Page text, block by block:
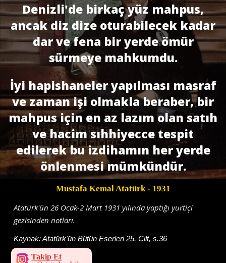
Denizli'de birkaç yüz mahpus,
ancak diz dize oturabilecek kadar
dar ve fena bir yerde ömür
sürmeye mahkumdu.
İyi hapishaneler yapılması masraf
ve zaman işi olmakla beraber, bir
mahpus için en az lazım olan satıh
ve hacim sıhhiyecce tespit
edilerek bu izdihamın her yerde
önlenmesi mümkündür.
Mustafa Kemal Atatürk- 1931
Atatürk'ün 26 Ocak-2 Mart 1931 yılında yaptığı yurtiçi
gezisinden notları.
Kaynak:Atatürk'ün Bütün Eserleri 25. Cilt, s.36
Takip Et